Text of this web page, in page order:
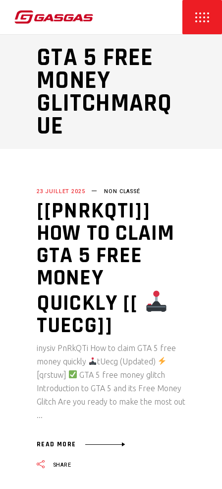
GTA 5 FREE
MONEY
GLITCHMARQ
UE
23 JUILLET 2025 NON CLASSÉ
[[PNRKQTI]]
HOW TO CLAIM
GTA 5 FREE
MONEY
QUICKLY [[
TUECG]]
inysiv PnRkQTi How to claim GTA 5 free
money quickly
tUecg (Updated)
[qrstuw]
GTA 5 free money glitch
Introduction to GTA 5 and its Free Money
Glitch Are you ready to make the most out
READ MORE
SHARE